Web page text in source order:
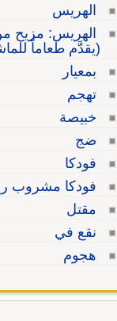
الهريس
الهريس: مزيح
(يقدَّم طعاماً
بمعيار
تهجم
خبيصة
ضج
فودكا
فودكا مشروب
مقتل
نقع في
هجوم